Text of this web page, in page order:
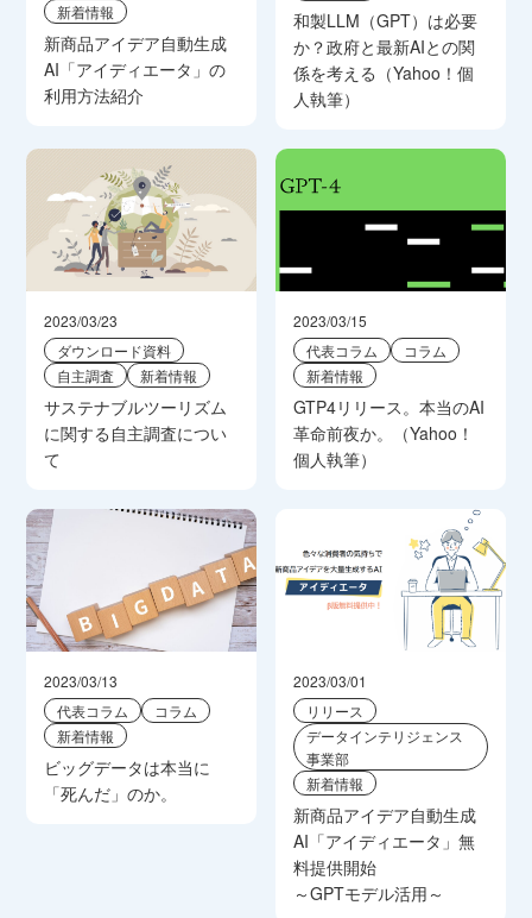
新着情報
新商品アイデア自動生成
AI「アイディエータ」の
利用方法紹介
和製LLM（GPT）は必要
か？政府と最新AIとの関
係を考える（Yahoo！個
人執筆）
2023/03/23
ダウンロード資料
自主調査
新着情報
サステナブルツーリズム
に関する自主調査につい
て
2023/03/15
代表コラム
コラム
新着情報
GTP4リリース。本当のAI
革命前夜か。（Yahoo！
個人執筆）
2023/03/13
代表コラム
コラム
新着情報
ビッグデータは本当に
「死んだ」のか。
2023/03/01
リリース
データインテリジェンス
事業部
新着情報
新商品アイデア自動生成
AI「アイディエータ」無
料提供開始
～GPTモデル活用～